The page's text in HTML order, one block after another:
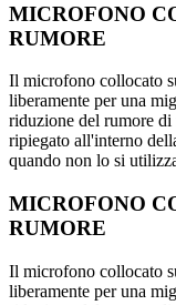
MICROFONO
RUMORE
Il microfono collocato
liberamente per una
riduzione del rumore
ripiegato all'interno
quando non lo si
MICROFONO
RUMORE
Il microfono collocato
liberamente per una